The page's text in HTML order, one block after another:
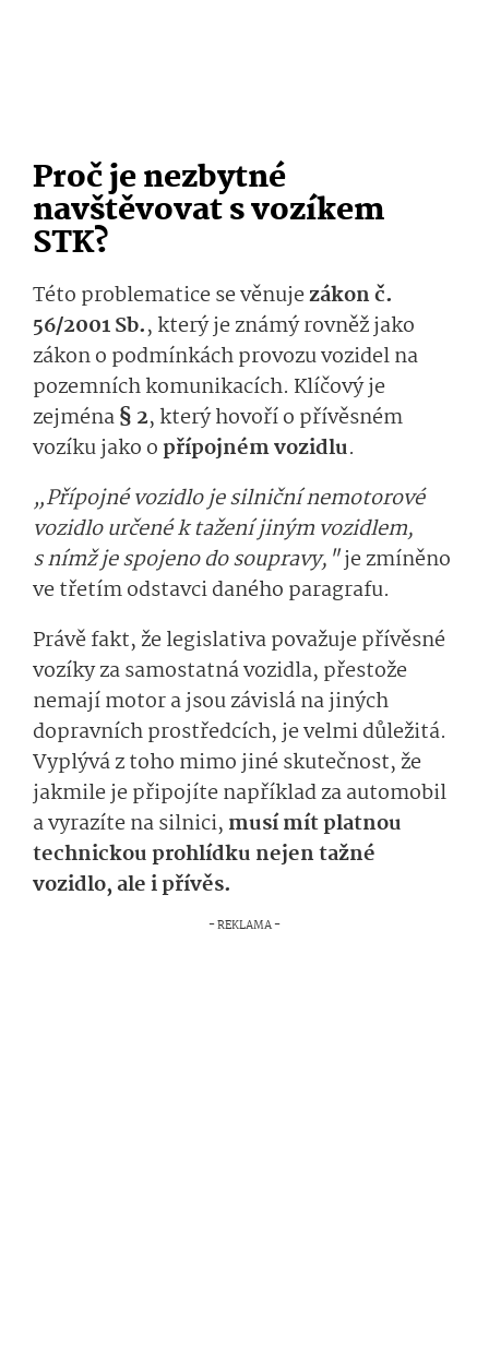
Proč je nezbytné
navštěvovat s vozíkem
STK?
Této problematice se věnujezákon č.
56/2001 Sb., který je známý rovněž jako
zákon o podmínkách provozu vozidel na
pozemních komunikacích. Klíčový je
zejména§ 2, který hovoří o přívěsném
vozíku jako opřípojném vozidlu.
„Přípojné vozidlo je silniční nemotorové
vozidlo určené k tažení jiným vozidlem,
s nímž je spojeno do soupravy,"je zmíněno
ve třetím odstavci daného paragrafu.
Právě fakt, že legislativa považuje přívěsné
vozíky za samostatná vozidla, přestože
nemají motor a jsou závislá na jiných
dopravních prostředcích, je velmi důležitá.
Vyplývá z toho mimo jiné skutečnost, že
jakmile je připojíte například za automobil
a vyrazíte na silnici, musí mít platnou
technickou prohlídku nejen tažné
vozidlo, ale i přívěs.